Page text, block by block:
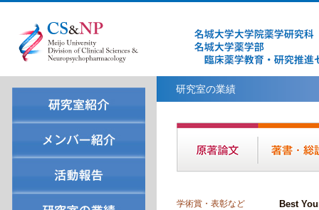
研究室の業績
学術賞・表彰など Best